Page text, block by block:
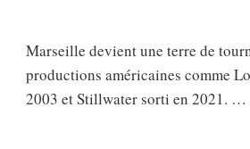
Marseille devient une terre de
productions américaines comme
2003 et Stillwater sorti en 2021. …